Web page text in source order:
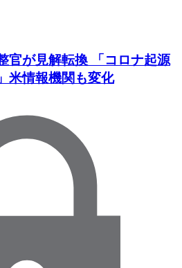
官が見解転換 「コロナ起源
米情報機関も変化